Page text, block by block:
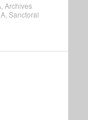
, Archives
, Sanctoral